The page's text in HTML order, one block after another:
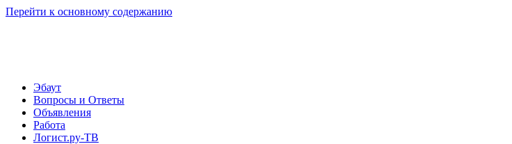
Перейти к основному содержанию
Эбаут
Вопросы и Ответы
Объявления
Работа
Логист.ру-ТВ